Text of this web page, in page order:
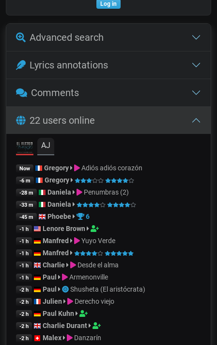
Log in
Advanced search
Lyrics annotations
Comments
22 users online
AJ
Now Gregory Adiós adiós corazón
-6 m Gregory
-28 m Daniela Penumbras (2)
-33 m Daniela
-45 m Phoebe 6
-1 h Lenore Brown
-1 h Manfred Yuyo Verde
-1 h Manfred
-1 h Charlie Desde el alma
-1 h Paul Armenonville
-2 h Paul Shusheta (El aristócrata)
-2 h Julien Derecho viejo
-2 h Paul Kuhn
-2 h Charlie Durant
-2 h Malex Danzarín